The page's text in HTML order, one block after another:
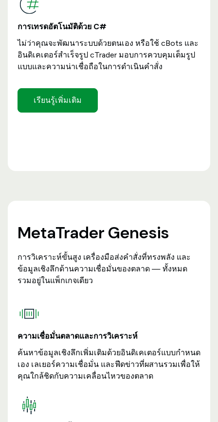
การเทรดอัตโนมัติด้วย C#
ไม่ว่าคุณจะพัฒนาระบบด้วยตนเอง หรือใช้ cBots และ
อินดิเคเตอร์สำเร็จรูป cTrader มอบการควบคุมเต็มรูป
แบบและความน่าเชื่อถือในการดำเนินคำสั่ง
เรียนรู้เพิ่มเติม
MetaTrader Genesis
การวิเคราะห์ขั้นสูง เครื่องมือส่งคำสั่งที่ทรงพลัง และ
ข้อมูลเชิงลึกด้านความเชื่อมั่นของตลาด — ทั้งหมด
รวมอยู่ในแพ็กเกจเดียว
ความเชื่อมั่นตลาดและการวิเคราะห์
ค้นหาข้อมูลเชิงลึกเพิ่มเติมด้วยอินดิเคเตอร์แบบกำหนด
เอง เลเยอร์ความเชื่อมั่น และฟีดข่าวที่ผสานรวมเพื่อให้
คุณใกล้ชิดกับความเคลื่อนไหวของตลาด